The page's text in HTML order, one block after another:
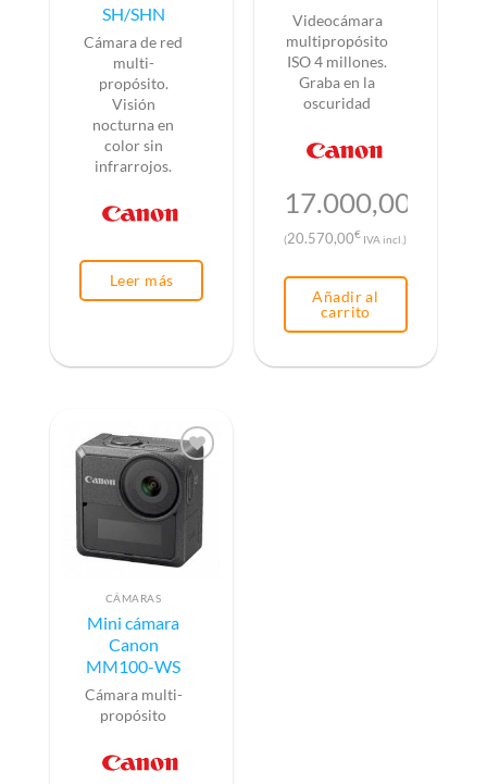
SH/SHN
Cámara de red
multi-
propósito.
Visión
nocturna en
color sin
infrarrojos.
Leer más
Videocámara
multipropósito
ISO 4 millones.
Graba en la
oscuridad
17.000,00
(20.570,00€ IVA incl.)
Añadir al
carrito
CÁMARAS
Mini cámara
Canon
MM100-WS
Cámara multi-
propósito